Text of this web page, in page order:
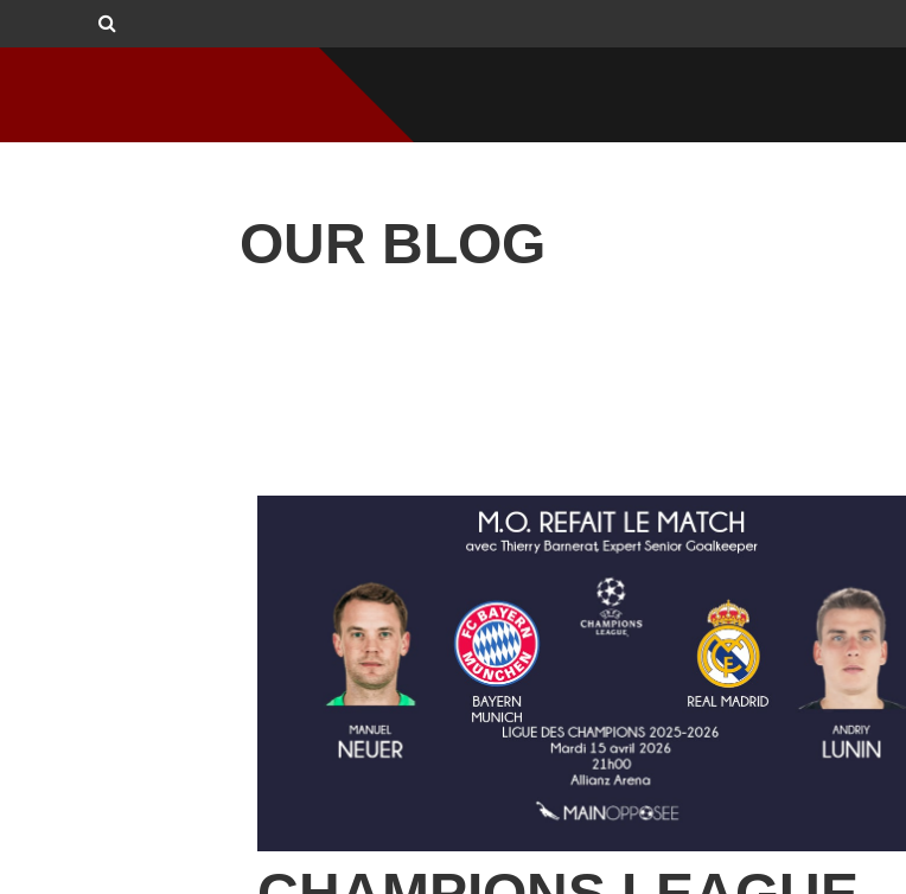
OUR BLOG